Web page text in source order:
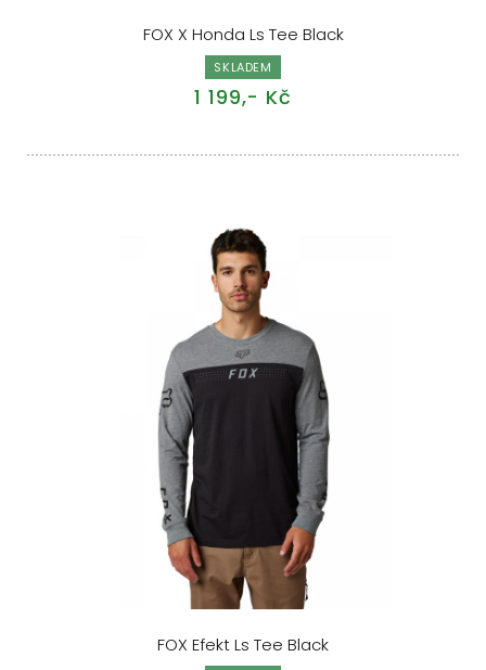
FOX X Honda Ls Tee Black
SKLADEM
1 199,- Kč
FOX Efekt Ls Tee Black